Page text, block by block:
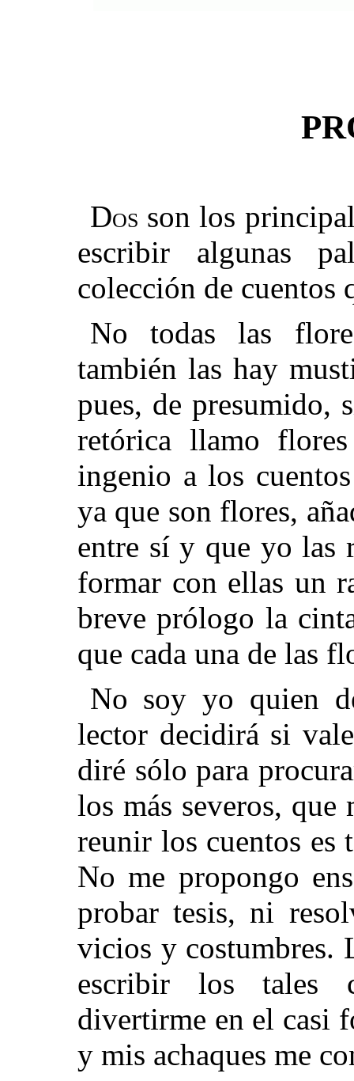
Dos son los
escribir algunas
colección de cuentos
No todas las
también las hay
pues, de presumido,
retórica llamo
ingenio a los
ya que son flores,
entre sí y que yo las
formar con ellas un
breve prólogo la
que cada una de las
No soy yo quien
lector decidirá si
diré sólo para
los más severos,
reunir los cuentos es
No me propongo
probar tesis, ni
vicios y costumbres.
escribir los tales
divertirme en el casi
y mis achaques me